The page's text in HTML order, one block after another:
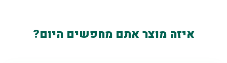
איזה מוצר אתם מחפשים היום?